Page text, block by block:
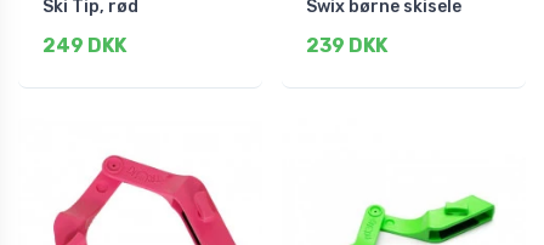
Ski Tip, rød
249 DKK
Swix børne skisele
239 DKK